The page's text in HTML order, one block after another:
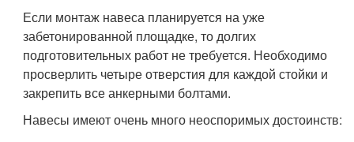
Если монтаж навеса планируется на уже
забетонированной площадке, то долгих
подготовительных работ не требуется. Необходимо
просверлить четыре отверстия для каждой стойки и
закрепить все анкерными болтами.
Навесы имеют очень много неоспоримых достоинств: